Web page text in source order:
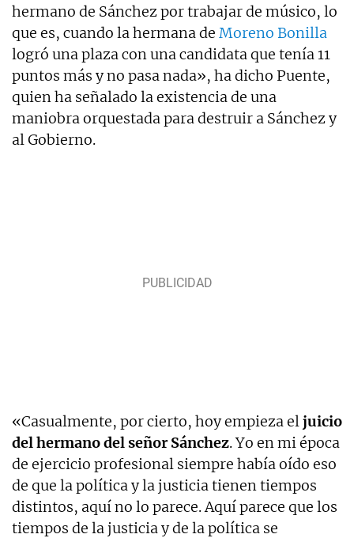
hermano de Sánchez por trabajar de músico, lo
que es, cuando la hermana de Moreno Bonilla
logró una plaza con una candidata que tenía 11
puntos más y no pasa nada», ha dicho Puente,
quien ha señalado la existencia de una
maniobra orquestada para destruir a Sánchez y
al Gobierno.
«Casualmente, por cierto, hoy empieza eljuicio
del hermano del señor Sánchez. Yo en mi época
de ejercicio profesional siempre había oído eso
de que la política y la justicia tienen tiempos
distintos, aquí no lo parece. Aquí parece que los
tiempos de la justicia y de la política se